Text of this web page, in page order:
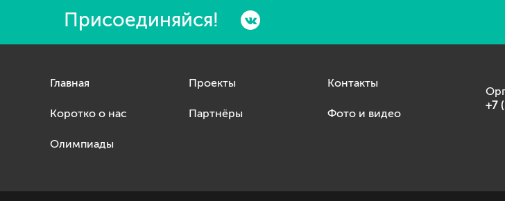
Присоединяйся!
Главная
Коротко о нас
Олимпиады
Проекты
Партнёры
Контакты
Фото и видео
+7